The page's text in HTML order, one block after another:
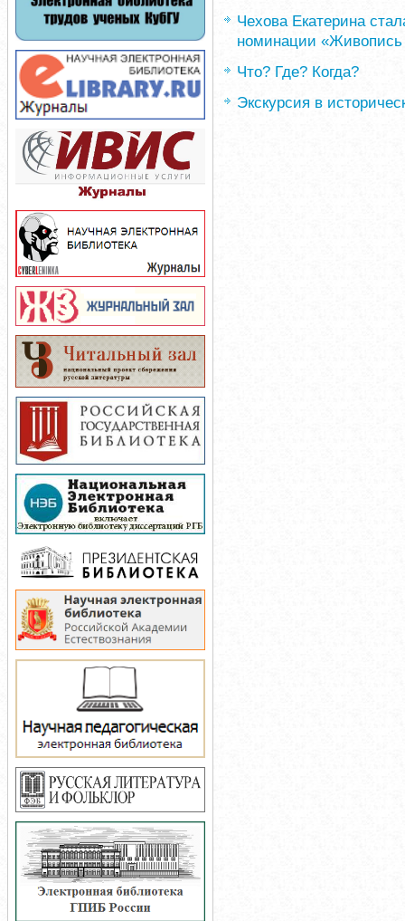
Чехова Екатерина
номинации «Живопись
Что? Где? Когда?
Экскурсия в